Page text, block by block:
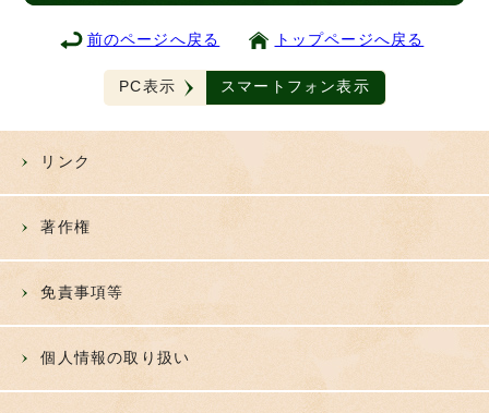
前のページへ戻る トップページへ戻る
PC表示 スマートフォン表示
リンク
著作権
免責事項等
個人情報の取り扱い